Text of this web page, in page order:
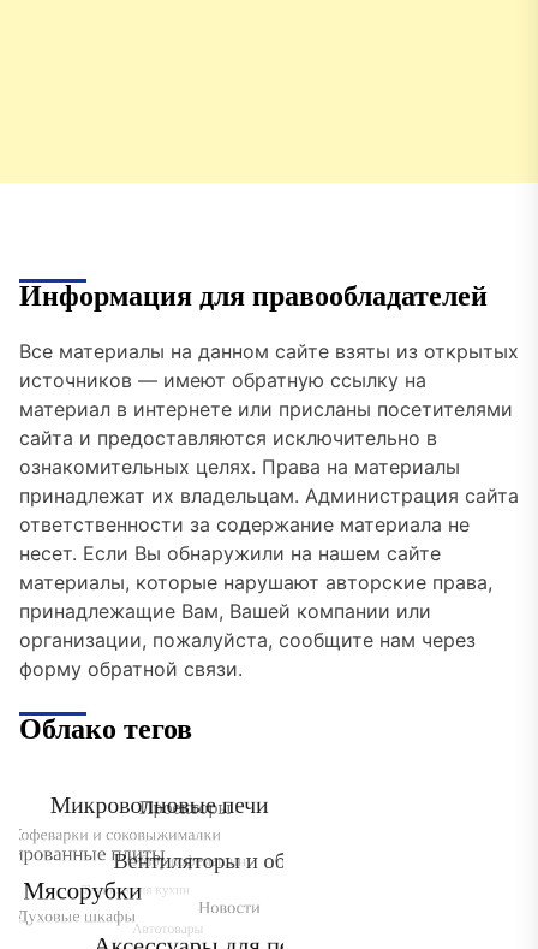
Информация для правообладателей
Все материалы на данном сайте взяты из открытых
источников — имеют обратную ссылку на
материал в интернете или присланы посетителями
сайта и предоставляются исключительно в
ознакомительных целях. Права на материалы
принадлежат их владельцам. Администрация сайта
ответственности за содержание материала не
несет. Если Вы обнаружили на нашем сайте
материалы, которые нарушают авторские права,
принадлежащие Вам, Вашей компании или
организации, пожалуйста, сообщите нам через
форму обратной связи.
Облако тегов